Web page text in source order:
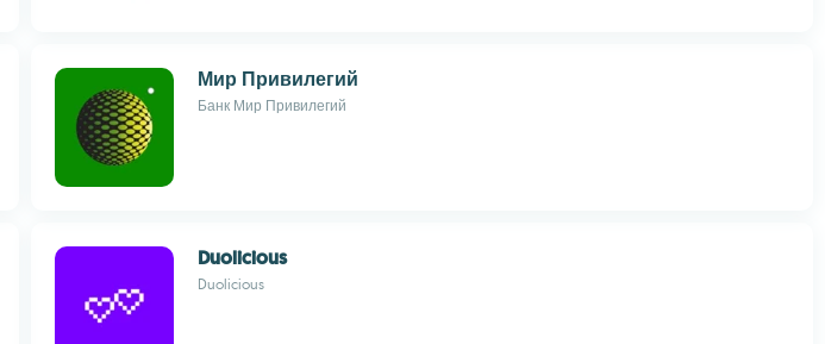
Мир Привилегий
Банк Мир Привилегий
Duolicious
Duolicious